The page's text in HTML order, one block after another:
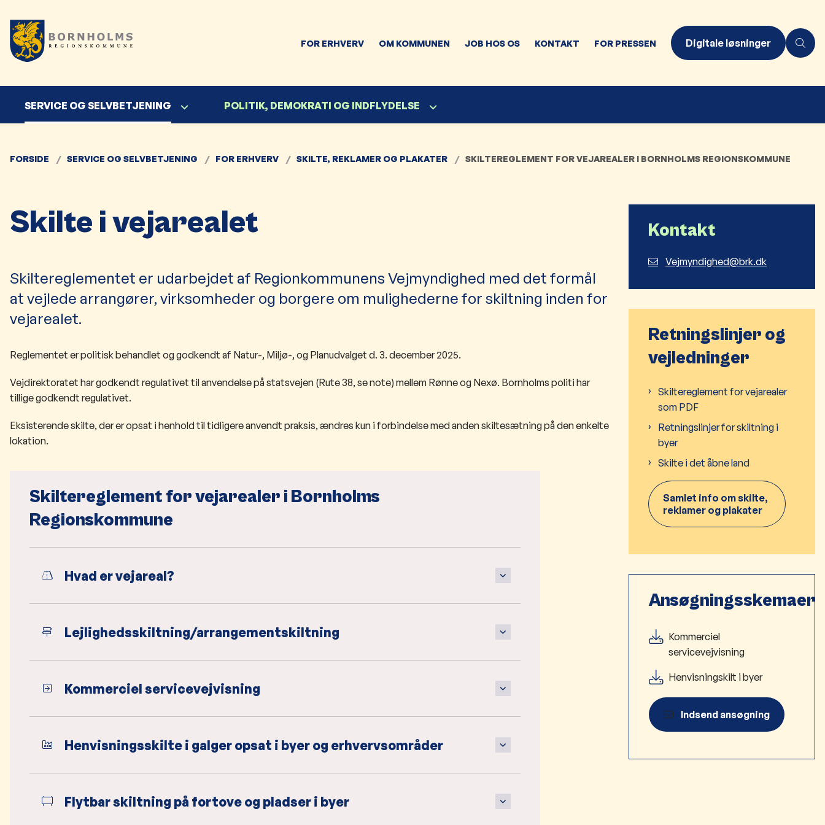
FOR ERHVERV OM KOMMUNEN JOB HOS OS KONTAKT FOR PRESSEN Digitale løsninger
SERVICE OG SELVBETJENING POLITIK, DEMOKRATI OG INDFLYDELSE
FORSIDE SERVICE OG SELVBETJENING FOR ERHVERV SKILTE, REKLAMER OG PLAKATER SKILTEREGLEMENT FOR VEJAREALER I BORNHOLMS REGIONSKOMMUNE
Skilte i vejarealet
Skiltereglementet er udarbejdet af Regionkommunens Vejmyndighed med det formål
at vejlede arrangører, virksomheder og borgere om mulighederne for skiltning inden for
vejarealet.
Reglementet er politisk behandlet og godkendt af Natur-, Miljø-, og Planudvalget d. 3. december 2025.
Vejdirektoratet har godkendt regulativet til anvendelse på statsvejen (Rute 38, se note) mellem Rønne og Nexø. Bornholms politi har
tillige godkendt regulativet.
Eksisterende skilte, der er opsat i henhold til tidligere anvendt praksis, ændres kun i forbindelse med anden skiltesætning på den enkelte
lokation.
Skiltereglement for vejarealer i Bornholms
Regionskommune
Hvad er vejareal?
Lejlighedsskiltning/arrangementskiltning
Kommerciel servicevejvisning
Henvisningsskilte i galger opsat i byer og erhvervsområder
Flytbar skiltning på fortove og pladser i byer
Kontakt
Vejmyndighed@brk.dk
Retningslinjer og
vejledninger
Skiltereglement for vejarealer
som PDF
Retningslinjer for skiltning i
byer
Skilte i det åbne land
Samlet info om skilte,
reklamer og plakater
Ansøgningsskemaer
Kommerciel
servicevejvisning
Henvisningskilt i byer
Indsend ansøgning